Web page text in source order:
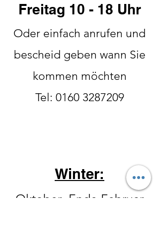
Freitag 10 - 18 Uhr
Oder einfach anrufen und
bescheid geben wann Sie
kommen möchten
Tel: 0160 3287209
Winter:
Oktober- Ende Februar